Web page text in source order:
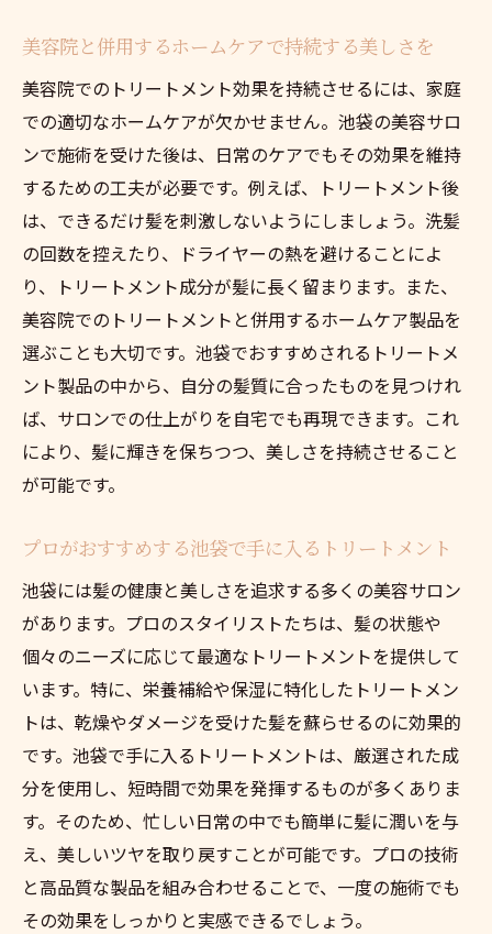
髪質別に選ぶ池袋で人気のトリートメント
池袋の美容サロンで体験する最新トリートメン
ト
最新技術を駆使した池袋のサロンでの施術
紹介
トレンドのトリートメント技術で健康な髪
を手に入れる
池袋サロンで体感する革新的なトリートメ
ントの魅力
新しい命を吹き込むトリートメント体験の
すすめ
サロンでの体験を活かしたホームケアのポ
イント
忙しい日常に癒しを池袋で見つけるトリートメ
ント
池袋で忙しい人におすすめの隠れ家トリー
トメント
日常のストレスを癒すリラックス効果のあ
るケア
仕事終わりに立ち寄れる癒しのトリートメ
ントサロン
髪と心のリフレッシュを一度に叶える方法
ライフスタイルに合わせたトリートメント
の選び方
美容院と併用するホームケアで持続する美しさを
美容院でのトリートメント効果を持続させるには、家庭
での適切なホームケアが欠かせません。池袋の美容サロ
ンで施術を受けた後は、日常のケアでもその効果を維持
するための工夫が必要です。例えば、トリートメント後
は、できるだけ髪を刺激しないようにしましょう。洗髪
の回数を控えたり、ドライヤーの熱を避けることによ
り、トリートメント成分が髪に長く留まります。また、
美容院でのトリートメントと併用するホームケア製品を
選ぶことも大切です。池袋でおすすめされるトリートメ
ント製品の中から、自分の髪質に合ったものを見つけれ
ば、サロンでの仕上がりを自宅でも再現できます。これ
により、髪に輝きを保ちつつ、美しさを持続させること
が可能です。
プロがおすすめする池袋で手に入るトリートメント
池袋には髪の健康と美しさを追求する多くの美容サロン
があります。プロのスタイリストたちは、髪の状態や
個々のニーズに応じて最適なトリートメントを提供して
います。特に、栄養補給や保湿に特化したトリートメン
トは、乾燥やダメージを受けた髪を蘇らせるのに効果的
です。池袋で手に入るトリートメントは、厳選された成
分を使用し、短時間で効果を発揮するものが多くありま
す。そのため、忙しい日常の中でも簡単に髪に潤いを与
え、美しいツヤを取り戻すことが可能です。プロの技術
と高品質な製品を組み合わせることで、一度の施術でも
その効果をしっかりと実感できるでしょう。